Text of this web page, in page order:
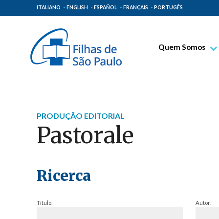
ITALIANO ENGLISH ESPAÑOL FRANÇAIS PORTUGÊS
Quem Somos
PRODUÇÃO EDITORIAL
Pastorale
Ricerca
Título: Autor: